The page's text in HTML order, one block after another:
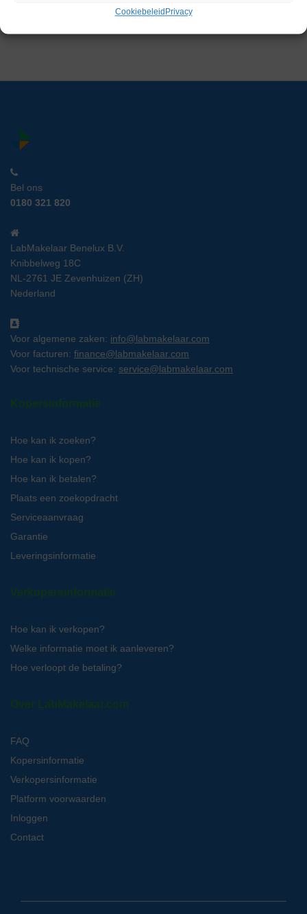
Cookiebeleid Privacy
Bel ons
0180 321 820
LabMakelaar Benelux B.V.
Knibbelweg 18C
NL-2761 JE Zevenhuizen (ZH)
Nederland
Voor algemene zaken: info@labmakelaar.com
Voor facturen: finance@labmakelaar.com
Voor technische service: service@labmakelaar.com
Kopersinformatie
Hoe kan ik zoeken?
Hoe kan ik kopen?
Hoe kan ik betalen?
Plaats een zoekopdracht
Serviceaanvraag
Garantie
Leveringsinformatie
Verkopersinformatie
Hoe kan ik verkopen?
Welke informatie moet ik aanleveren?
Hoe verloopt de betaling?
Over LabMakelaar.com
FAQ
Kopersinformatie
Verkopersinformatie
Platform voorwaarden
Inloggen
Contact